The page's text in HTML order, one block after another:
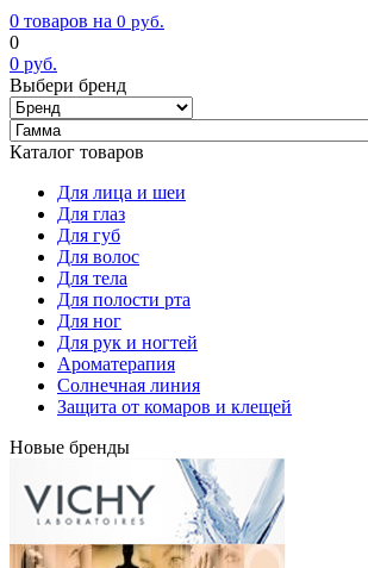
0 товаров на 0 руб.
0
0 руб.
Выбери бренд
Каталог товаров
Для лица и шеи
Для глаз
Для губ
Для волос
Для тела
Для полости рта
Для ног
Для рук и ногтей
Ароматерапия
Солнечная линия
Защита от комаров и клещей
Новые бренды